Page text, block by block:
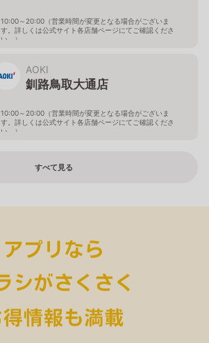
10:00～20:00（営業時間が変更となる場合がございま
す。詳しくは公式サイト各店舗ページにてご確認くださ
い。）
AOKI
釧路鳥取大通店
10:00～20:00（営業時間が変更となる場合がございま
す。詳しくは公式サイト各店舗ページにてご確認くださ
い。）
すべて見る